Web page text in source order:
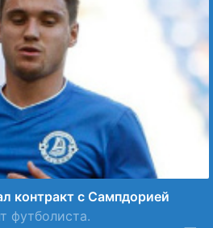
контракт с Сампдорией
футболиста.